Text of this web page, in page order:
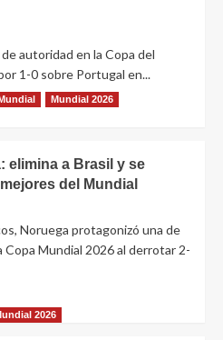
autoridad en la Copa del
1-0 sobre Portugal en...
Mundial 2026
elimina a Brasil y se
del Mundial
Noruega protagonizó una de
Copa Mundial 2026 al derrotar 2-
2026